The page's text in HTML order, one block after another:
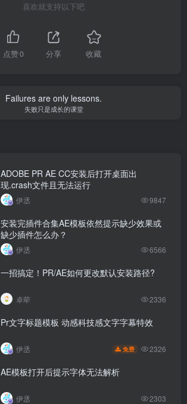
喜欢就支持以下吧
点赞0 分享 收藏
Failures are only lessons.
失败只是成长的课堂
ADOBE PR AE CC安装后打开桌面出
现.crash文件且无法运行
伊丞 9847
安装完插件合集AE模板依然提示缺少效果或
缺少插件怎么办？
伊丞 6566
一招搞定！PR/AE如何更改默认安装路径?
卓荦 2336
Pr文字标题模板 动感科技感文字字幕特效
伊丞 免费 2326
AE模板打开后提示字体无法解析
伊丞 2303